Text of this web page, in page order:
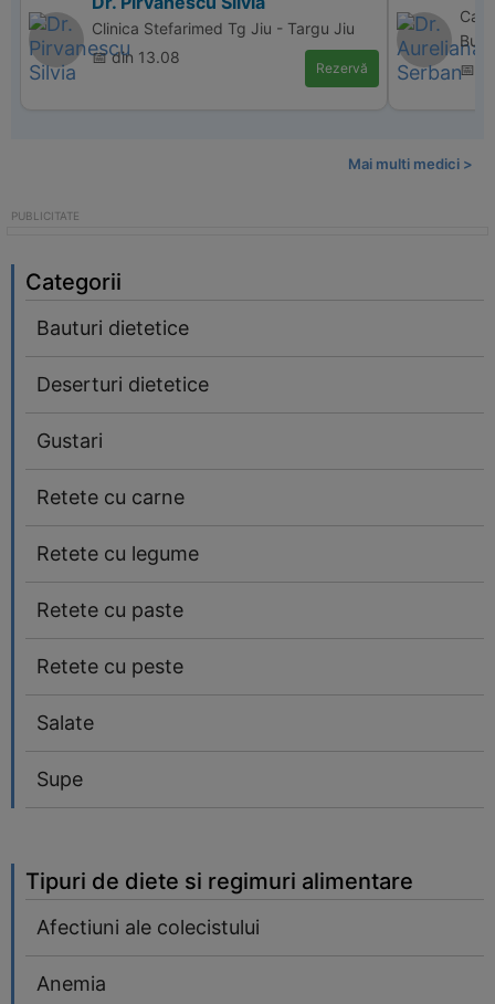
Clinica Stefarimed Tg Jiu - Targu Jiu
📅 din 13.08
Rezervă
📅
Mai multi medici >
Categorii
Bauturi dietetice
Deserturi dietetice
Gustari
Retete cu carne
Retete cu legume
Retete cu paste
Retete cu peste
Salate
Supe
Tipuri de diete si regimuri alimentare
Afectiuni ale colecistului
Anemia